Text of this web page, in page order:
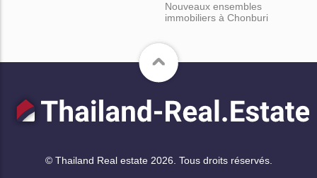
Nouveaux ensembles
immobiliers à Chonburi
© Thailand Real estate 2026. Tous droits réservés.